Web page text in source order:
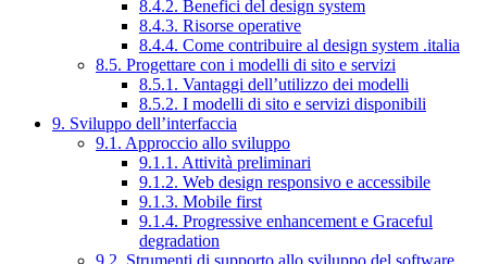
8.4.2. Benefici del design system
8.4.3. Risorse operative
8.4.4. Come contribuire al design system .italia
8.5. Progettare con i modelli di sito e servizi
8.5.1. Vantaggi dell’utilizzo dei modelli
8.5.2. I modelli di sito e servizi disponibili
9. Sviluppo dell’interfaccia
9.1. Approccio allo sviluppo
9.1.1. Attività preliminari
9.1.2. Web design responsivo e accessibile
9.1.3. Mobile first
9.1.4. Progressive enhancement e Graceful
degradation
9.2. Strumenti di supporto allo sviluppo del software